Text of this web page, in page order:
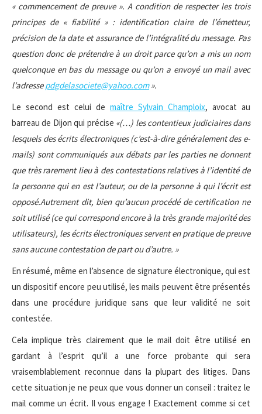
« commencement de preuve ». A condition de respecter les trois
principes de « fiabilité » : identification claire de l’émetteur,
précision de la date et assurance de l’intégralité du message. Pas
question donc de prétendre à un droit parce qu’on a mis un nom
quelconque en bas du message ou qu’on a envoyé un mail avec
l’adressepdgdelasociete@yahoo.com».
Le second est celui de maître Sylvain Champloix, avocat au
barreau de Dijon qui précise «(…) les contentieux judiciaires dans
lesquels des écrits électroniques (c’est-à-dire généralement des e-
mails) sont communiqués aux débats par les parties ne donnent
que très rarement lieu à des contestations relatives à l’identité de
la personne qui en est l’auteur, ou de la personne à qui l’écrit est
opposé.Autrement dit, bien qu’aucun procédé de certification ne
soit utilisé (ce qui correspond encore à la très grande majorité des
utilisateurs), les écrits électroniques servent en pratique de preuve
sans aucune contestation de part ou d’autre. »
En résumé, même en l’absence de signature électronique, qui est
un dispositif encore peu utilisé, les mails peuvent être présentés
dans une procédure juridique sans que leur validité ne soit
contestée.
Cela implique très clairement que le mail doit être utilisé en
gardant à l’esprit qu’il a une force probante qui sera
vraisemblablement reconnue dans la plupart des litiges. Dans
cette situation je ne peux que vous donner un conseil : traitez le
mail comme un écrit. Il vous engage ! Exactement comme si cet